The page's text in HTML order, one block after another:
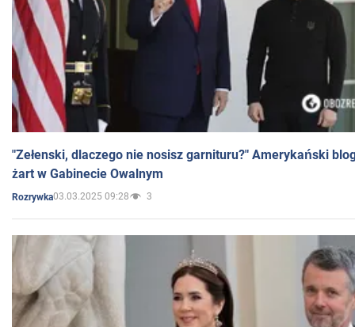
"Zełenski, dlaczego nie nosisz garnituru?" Amerykański
żart w Gabinecie Owalnym
Rozrywka03.03.2025 09:28 3